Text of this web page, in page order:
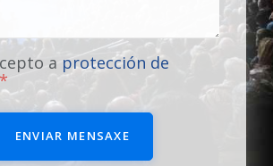
a protección de
ENVIAR MENSAXE